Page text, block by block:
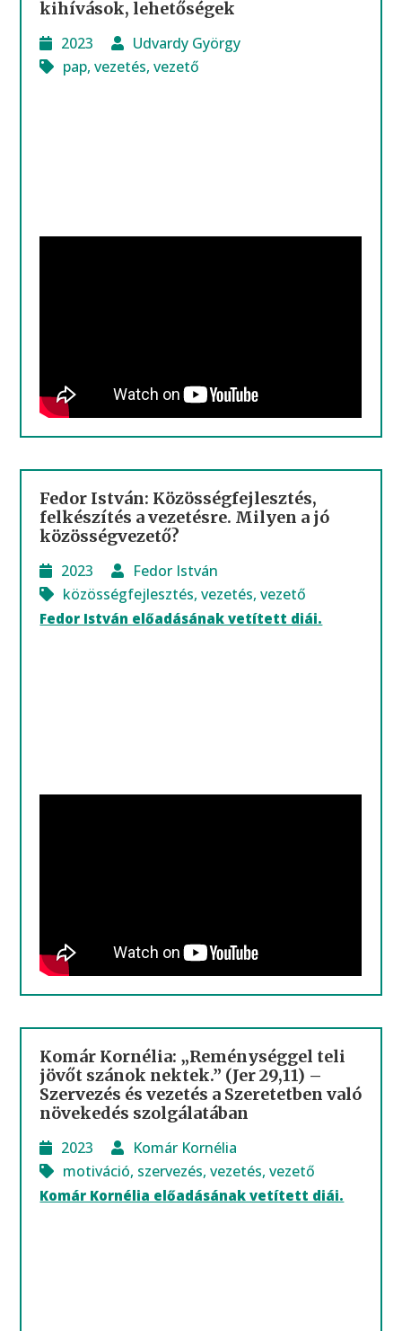
kihívások, lehetőségek
2023
Udvardy György
pap,vezetés,vezető
Fedor István: Közösségfejlesztés,
felkészítés a vezetésre. Milyen a jó
közösségvezető?
2023
Fedor István
közösségfejlesztés,vezetés,vezető
Fedor István előadásának vetített diái.
Komár Kornélia: „Reménységgel teli
jövőt szánok nektek.” (Jer 29,11) –
Szervezés és vezetés a Szeretetben való
növekedés szolgálatában
2023
Komár Kornélia
motiváció, szervezés,vezetés,vezető
Komár Kornélia előadásának vetített diái.